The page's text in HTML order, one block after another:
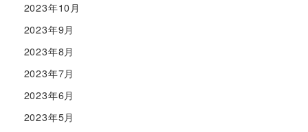
2023年10月
2023年9月
2023年8月
2023年7月
2023年6月
2023年5月